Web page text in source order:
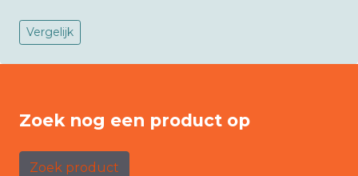
Vergelijk
Zoek nog een product op
Zoek product